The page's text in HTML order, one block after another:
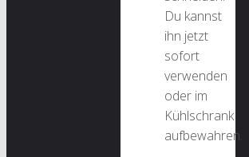
Du kannst
ihn jetzt
sofort
verwenden
oder im
Kühlschrank
aufbewahren.